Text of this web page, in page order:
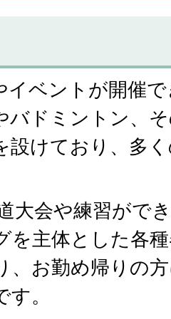
イベントが開催
バドミントン、
設けており、多
大会や練習がで
を主体とした各
、お勤め帰りの
。